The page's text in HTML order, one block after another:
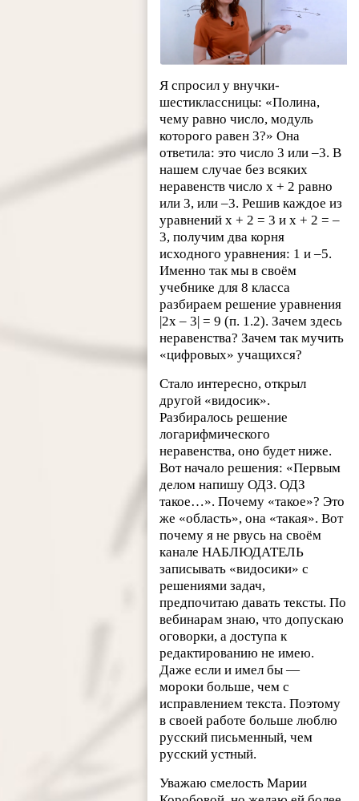
Я спросил у внучки-
шестиклассницы: «Полина,
чему равно число, модуль
которого равен 3?» Она
ответила: это число 3 или –3. В
нашем случае без всяких
неравенств число x + 2 равно
или 3, или –3. Решив каждое из
уравнений x + 2 = 3 и x + 2 = –
3, получим два корня
исходного уравнения: 1 и –5.
Именно так мы в своём
учебнике для 8 класса
разбираем решение уравнения
|2x – 3| = 9 (п. 1.2). Зачем здесь
неравенства? Зачем так мучить
«цифровых» учащихся?
Стало интересно, открыл
другой «видосик».
Разбиралось решение
логарифмического
неравенства, оно будет ниже.
Вот начало решения: «Первым
делом напишу ОДЗ. ОДЗ
такое…». Почему «такое»? Это
же «область», она «такая». Вот
почему я не рвусь на своём
канале НАБЛЮДАТЕЛЬ
записывать «видосики» с
решениями задач,
предпочитаю давать тексты. По
вебинарам знаю, что допускаю
оговорки, а доступа к
редактированию не имею.
Даже если и имел бы —
мороки больше, чем с
исправлением текста. Поэтому
в своей работе больше люблю
русский письменный, чем
русский устный.
Уважаю смелость Марии